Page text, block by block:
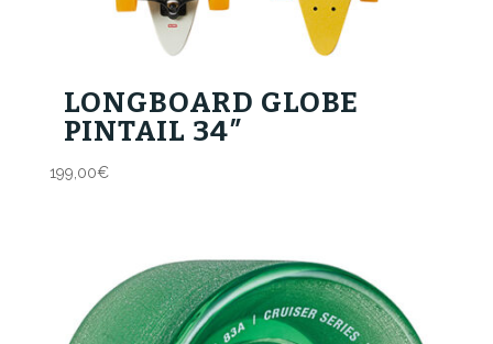
LONGBOARD GLOBE
PINTAIL 34″
199,00€